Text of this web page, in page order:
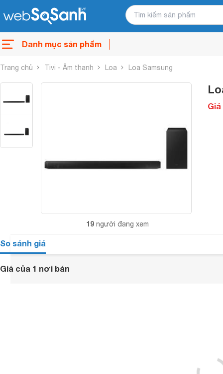
Danh mục sản phẩm
Trang chủ Tivi - Âm thanh Loa Loa Samsung
19 người đang xem
Giá
So sánh giá
Giá của 1 nơi bán